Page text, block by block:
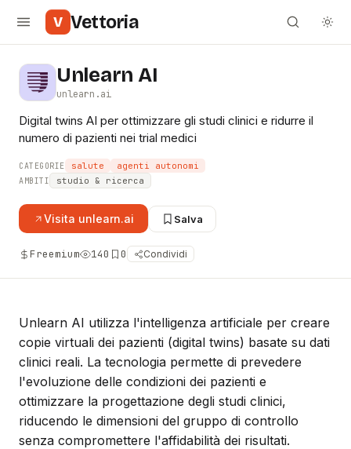
V Vettoria
Unlearn AI
unlearn.ai
Digital twins AI per ottimizzare gli studi clinici e ridurre il
numero di pazienti nei trial medici
CATEGORIE salute agenti autonomi
AMBITI studio & ricerca
Visita unlearn.ai Salva
Freemium 140 0 Condividi
Unlearn AI utilizza l'intelligenza artificiale per creare
copie virtuali dei pazienti (digital twins) basate su dati
clinici reali. La tecnologia permette di prevedere
l'evoluzione delle condizioni dei pazienti e
ottimizzare la progettazione degli studi clinici,
riducendo le dimensioni del gruppo di controllo
senza compromettere l'affidabilità dei risultati.